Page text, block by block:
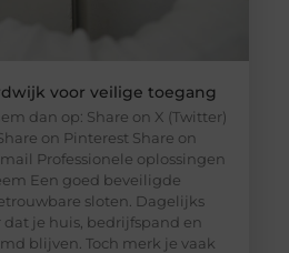
voor veilige toegang
dan op: Share on X (Twitter)
on Pinterest Share on
Professionele oplossingen
Een goed beveiligde
sloten. Dagelijks
dat je huis, bedrijfspand en
blijven. Toch merk je vaak